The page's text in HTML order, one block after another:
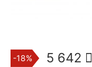
-18% 5 642